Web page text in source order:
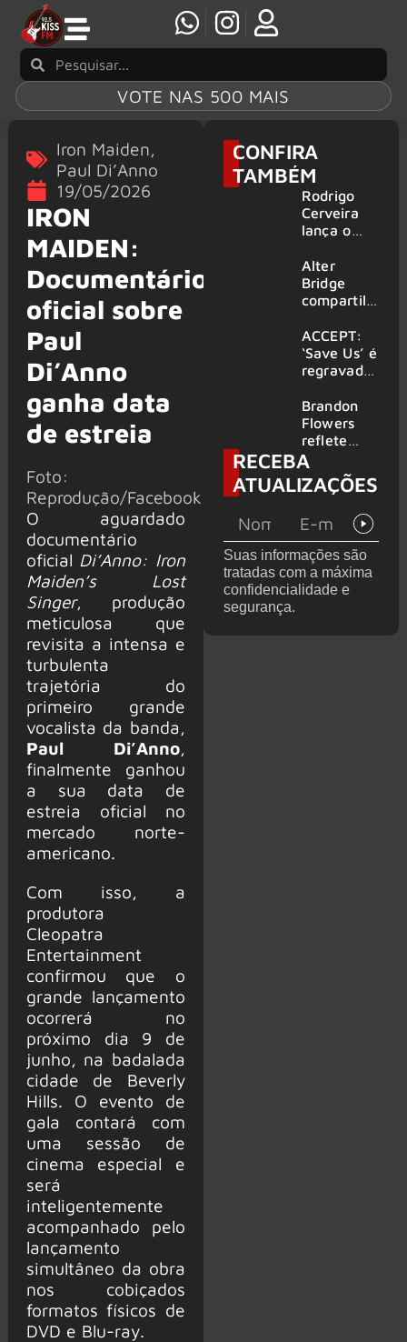
VOTE NAS 500 MAIS
Iron Maiden,
Paul Di’Anno
19/05/2026
IRON
MAIDEN:
Documentário
oficial sobre
Paul
Di’Anno
ganha data
de estreia
Foto:
Reprodução/Facebook
O aguardado
documentário
oficial Di’Anno: Iron
Maiden’s Lost
Singer, produção
meticulosa que
revisita a intensa e
turbulenta
trajetória do
primeiro grande
vocalista da banda,
Paul Di’Anno,
finalmente ganhou
a sua data de
estreia oficial no
mercado norte-
americano.
Com isso, a
produtora
Cleopatra
Entertainment
confirmou que o
grande lançamento
ocorrerá no
próximo dia 9 de
junho, na badalada
cidade de Beverly
Hills. O evento de
gala contará com
uma sessão de
cinema especial e
será
inteligentemente
acompanhado pelo
lançamento
simultâneo da obra
nos cobiçados
formatos físicos de
DVD e Blu-ray.
CONFIRA
TAMBÉM
Rodrigo
Cerveira
lança o
Searcher”
Alter
Bridge
compartilh
vivo de
“Fortress”
gravada
am Ring
2026
ACCEPT:
‘Save Us’ é
regravada
membros
do GHOST
e KORN
Brandon
Flowers
reflete
sobre o
futuro e
levanta
de de
deixar os
palcos
RECEBA
ATUALIZAÇÕES
Suas informações são
tratadas com a máxima
confidencialidade e
segurança.